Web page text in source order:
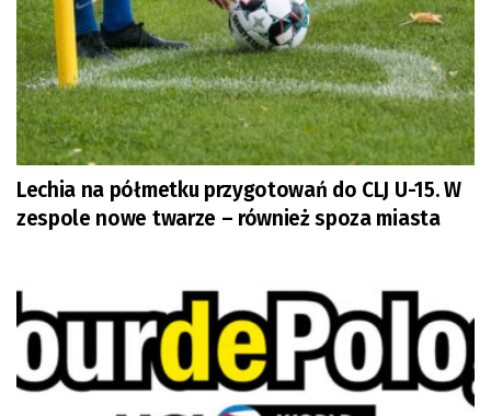
Lechia na półmetku przygotowań do CLJ U-15. W
zespole nowe twarze – również spoza miasta